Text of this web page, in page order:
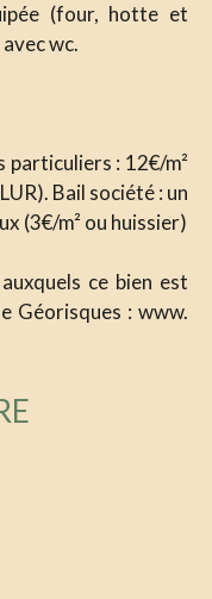
(four, hotte et
wc.
: 12€/m²
Bail société : un
(3€/m² ou huissier)
ce bien est
Géorisques : www.